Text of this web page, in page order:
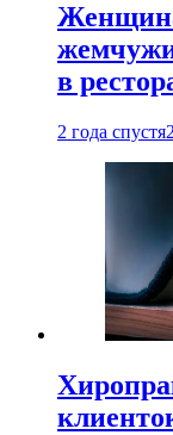
в
2 года спустя